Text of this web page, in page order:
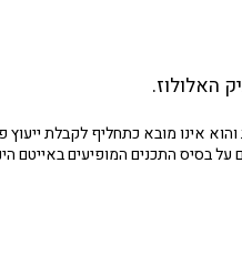
האלולוז.
אינו מובא כתחליף לקבלת ייעוץ
בסיס התכנים המופיעים